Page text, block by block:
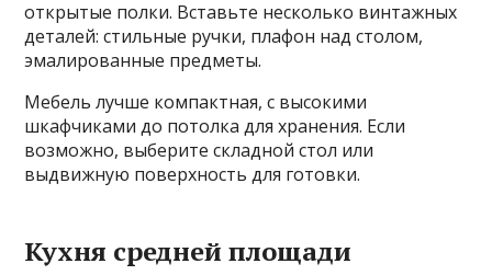
открытые полки. Вставьте несколько винтажных
деталей: стильные ручки, плафон над столом,
эмалированные предметы.
Мебель лучше компактная, с высокими
шкафчиками до потолка для хранения. Если
возможно, выберите складной стол или
выдвижную поверхность для готовки.
Кухня средней площади